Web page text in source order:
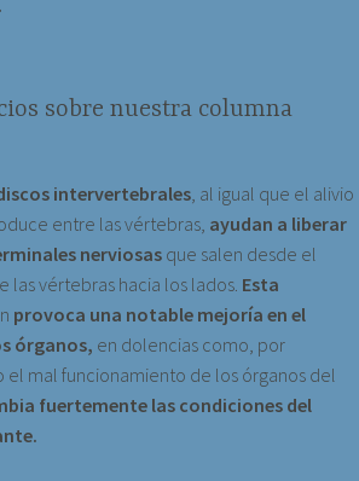
sobre nuestra columna
intervertebrales , al igual que el alivio
entre las vértebras, ayudan a liberar
nerviosas que salen desde el
vértebras hacia los lados. Esta
provoca una notable mejoría en el
órganos, en dolencias como, por
el mal funcionamiento de los órganos del
fuertemente las condiciones del